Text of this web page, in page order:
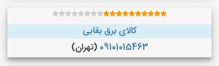
کالای برق بقایی
09101015463 (تهران)